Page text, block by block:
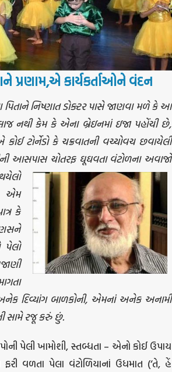
પ્રણામ,એ કાર્યકર્તાઓને વંદન
પિતાને નિષ્ણાત ડોક્ટર પાસે જાણવા મળે કે આ
નથી કેમ કે એના બ્રેઇનમાં ઇજા પહોંચી છે,
ટોર્નેડો કે ચક્રવાતની વચ્ચોવચ છવાયેલી
આસપાસ ચોતરફ ઘૂઘવતા વંટોળના અવાજો
એમ
કે
દિવ્યાંગ બાળકોની, એમનાં અનેક અનામી
સામે રજૂ કરું છું.
પેલી ખામોશી, સ્તબ્ધતા – એનો કોઈ ઉપાય
વળતા પેલા વંટોળિયાનાં ઉધમાત (‘તે, હેં